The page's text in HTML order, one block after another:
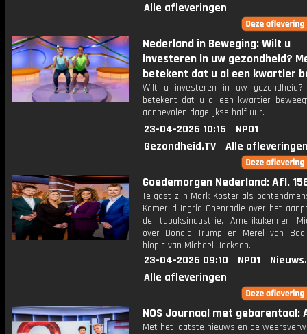
Alle afleveringen
Nederland in Beweging: Wilt u
investeren in uw gezondheid?
betekent dat u al een kwartier
Wilt u investeren in uw gezondheid?
betekent dat u al een kwartier
aanbevolen dagelijkse half uur.
23-04-2026 10:15
NPO1
Gezondheid.TV
Alle
Goedemorgen Nederland: Afl.
Te gast zijn Mark Koster als
Kamerlid Ingrid Coenradie over het
de tabaksindustrie, Amerikakenner
over Donald Trump en Merel van
biopic van Michael Jackson.
23-04-2026 09:10 NPO1
Alle afleveringen
NOS Journaal met gebarentaal:
Met het laatste nieuws en de